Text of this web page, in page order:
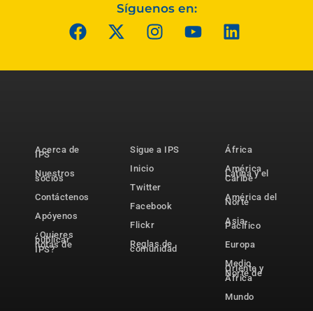
Síguenos en:
Acerca de
IPS
Nuestros
socios
Contáctenos
Apóyenos
¿Quieres
publicar
notas de
IPS?
Sigue a IPS
Inicio
Twitter
Facebook
Flickr
Reglas de
comunidad
África
América
Latina y el
Caribe
América del
Norte
Asia-
Pacífico
Europa
Medio
Oriente y
Norte de
África
Mundo